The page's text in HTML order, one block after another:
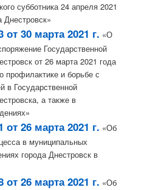
субботника 24 апреля 2021
Днестровск»
30 марта 2021 г. «О
Государственной
от 26 марта 2021 года
и борьбе с
в Государственной
а также в
26 марта 2021 г. «Об
в муниципальных
города Днестровск в
26 марта 2021 г. «Об